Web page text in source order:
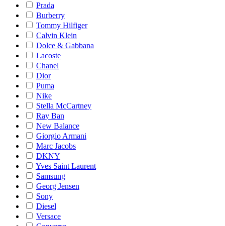
Prada
Burberry
Tommy Hilfiger
Calvin Klein
Dolce & Gabbana
Lacoste
Chanel
Dior
Puma
Nike
Stella McCartney
Ray Ban
New Balance
Giorgio Armani
Marc Jacobs
DKNY
Yves Saint Laurent
Samsung
Georg Jensen
Sony
Diesel
Versace